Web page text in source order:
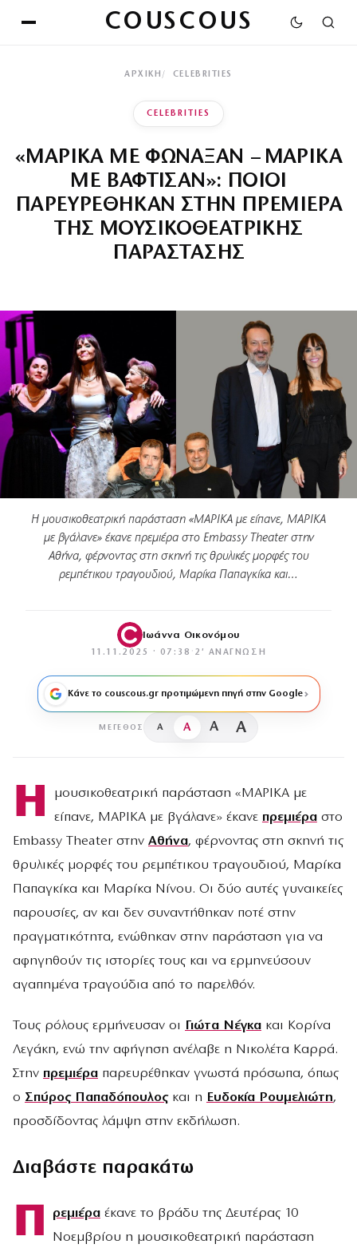
COUSCOUS
ΑΡΧΙΚΉ CELEBRITIES
CELEBRITIES
«ΜΑΡΙΚΑ ΜΕ ΦΩΝΑΞΑΝ – ΜΑΡΙΚΑ
ΜΕ ΒΑΦΤΙΣΑΝ»: ΠΟΙΟΙ
ΠΑΡΕΥΡΕΘΗΚΑΝ ΣΤΗΝ ΠΡΕΜΙΕΡΑ
ΤΗΣ ΜΟΥΣΙΚΟΘΕΑΤΡΙΚΗΣ
ΠΑΡΑΣΤΑΣΗΣ
Η μουσικοθεατρική παράσταση «ΜΑΡΙΚΑ με είπανε, ΜΑΡΙΚΑ
με βγάλανε» έκανε πρεμιέρα στο Embassy Theater στην
Αθήνα, φέρνοντας στη σκηνή τις θρυλικές μορφές του
ρεμπέτικου τραγουδιού, Μαρίκα Παπαγκίκα και…
Ιωάννα Οικονόμου
11.11.2025 · 07:38 · 2′ ΑΝΆΓΝΩΣΗ
Κάνε το couscous.gr προτιμώμενη πηγή στην Google
ΜΈΓΕΘΟΣ A A A A
Η
μουσικοθεατρική παράσταση «ΜΑΡΙΚΑ με
είπανε, ΜΑΡΙΚΑ με βγάλανε» έκανε πρεμιέραστο
Embassy Theater στην Αθήνα, φέρνοντας στη σκηνή τις
θρυλικές μορφές του ρεμπέτικου τραγουδιού, Μαρίκα
Παπαγκίκα και Μαρίκα Νίνου. Οι δύο αυτές γυναικείες
παρουσίες, αν και δεν συναντήθηκαν ποτέ στην
πραγματικότητα, ενώθηκαν στην παράσταση για να
αφηγηθούν τις ιστορίες τους και να ερμηνεύσουν
αγαπημένα τραγούδια από το παρελθόν.
Τους ρόλους ερμήνευσαν οι Γιώτα Νέγκα και Κορίνα
Λεγάκη, ενώ την αφήγηση ανέλαβε η Νικολέτα Καρρά.
Στην πρεμιέρα παρευρέθηκαν γνωστά πρόσωπα, όπως
ο Σπύρος Παπαδόπουλοςκαι η Ευδοκία Ρουμελιώτη,
προσδίδοντας λάμψη στην εκδήλωση.
Διαβάστε παρακάτω
Π ρεμιέραέκανε το βράδυ της Δευτέρας 10
Νοεμβρίου η μουσικοθεατρική παράσταση